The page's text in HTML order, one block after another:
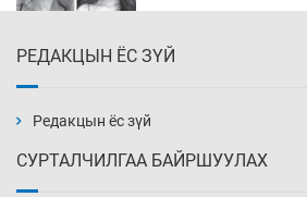
10 цаг 24 мин
РЕДАКЦЫН ЁС ЗҮЙ
Редакцын ёс зүй
СУРТАЛЧИЛГАА БАЙРШУУЛАХ